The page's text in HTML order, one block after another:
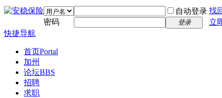
自动登录 找
密码
登录
立
快捷导航
首页Portal
加州
论坛BBS
招聘
求职